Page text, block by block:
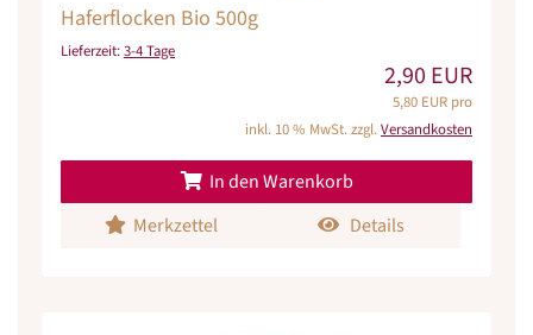
Haferflocken Bio 500g
Lieferzeit:3-4 Tage
2,90 EUR
5,80 EUR pro
inkl. 10 % MwSt. zzgl.Versandkosten
In den Warenkorb
Merkzettel
Details